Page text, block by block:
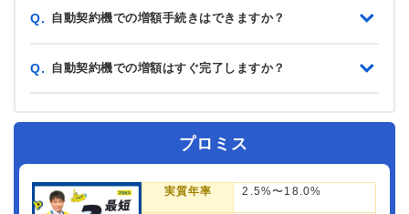
Q. 自動契約機での増額手続きはできますか？
Q. 自動契約機での増額はすぐ完了しますか？
プロミス
実質年率 2.5%〜18.0%